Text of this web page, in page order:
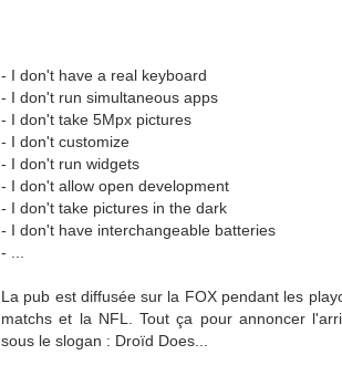
- I don't have a real keyboard
- I don't run simultaneous apps
- I don't take 5Mpx pictures
- I don't customize
- I don't run widgets
- I don't allow open development
- I don't take pictures in the dark
- I don't have interchangeable batteries
- ...
La pub est diffusée sur la FOX pendant les
matchs et la NFL. Tout ça pour annoncer
sous le slogan : Droïd Does...